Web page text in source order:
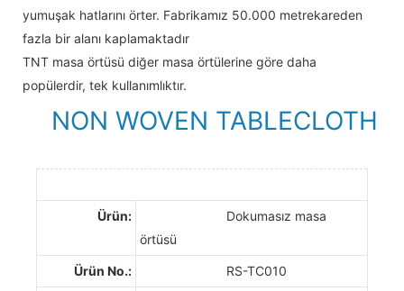
yumuşak hatlarını örter. Fabrikamız 50.000 metrekareden
fazla bir alanı kaplamaktadır
TNT masa örtüsü diğer masa örtülerine göre daha
popülerdir, tek kullanımlıktır.
NON WOVEN TABLECLOTH
Ürün:
Dokumasız masa
örtüsü
Ürün No.: RS-TC010